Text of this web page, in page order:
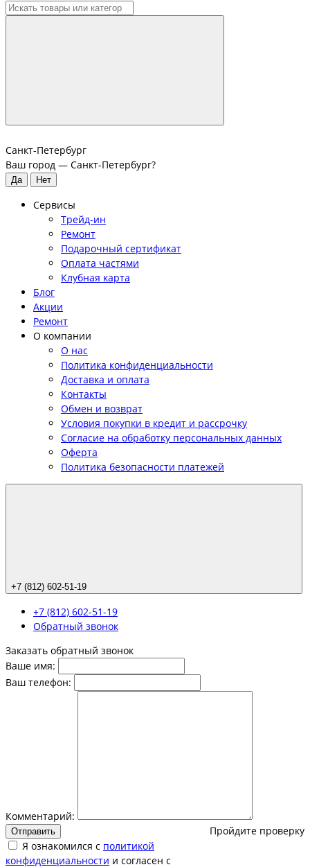
Санкт-Петербург
Ваш город — Санкт-Петербург?
Сервисы
Трейд-ин
Ремонт
Подарочный сертификат
Оплата частями
Клубная карта
Блог
Акции
Ремонт
О компании
О нас
Политика конфиденциальности
Доставка и оплата
Контакты
Обмен и возврат
Условия покупки в кредит и рассрочку
Согласие на обработку персональных данных
Оферта
Политика безопасности платежей
+7 (812) 602-51-19
+7 (812) 602-51-19
Обратный звонок
Заказать обратный звонок
Ваше имя:
Ваш телефон:
Комментарий:
Пройдите проверку
Отправить
Я ознакомился с политикой
конфиденциальности и согласен с